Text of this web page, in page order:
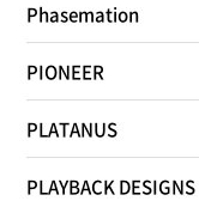
Phasemation
PIONEER
PLATANUS
PLAYBACK DESIGNS